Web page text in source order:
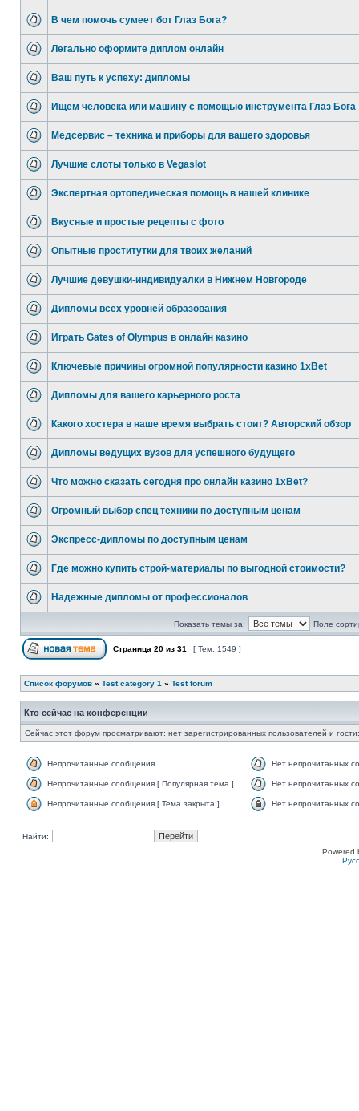
В чем помочь сумеет бот Глаз Бога?
Легально оформите диплом онлайн
Ваш путь к успеху: дипломы
Ищем человека или машину с помощью инструмента Глаз Бога
Медсервис – техника и приборы для вашего здоровья
Лучшие слоты только в Vegaslot
Экспертная ортопедическая помощь в нашей клинике
Вкусные и простые рецепты с фото
Опытные проститутки для твоих желаний
Лучшие девушки-индивидуалки в Нижнем Новгороде
Дипломы всех уровней образования
Играть Gates of Olympus в онлайн казино
Ключевые причины огромной популярности казино 1xBet
Дипломы для вашего карьерного роста
Какого хостера в наше время выбрать стоит? Авторский обзор
Дипломы ведущих вузов для успешного будущего
Что можно сказать сегодня про онлайн казино 1xBet?
Огромный выбор спец техники по доступным ценам
Экспресс-дипломы по доступным ценам
Где можно купить строй-материалы по выгодной стоимости?
Надежные дипломы от профессионалов
Показать темы за: Поле
Страница 20 из 31 [ Тем: 1549 ]
Список форумов » Test category 1 » Test forum
Кто сейчас на конференции
Сейчас этот форум просматривают: нет зарегистрированных пользователей и
Непрочитанные сообщения Нет непрочитанных
Непрочитанные сообщения [ Популярная тема ] Нет непрочитанных
Непрочитанные сообщения [ Тема закрыта ] Нет непрочитанных
Найти:
Powered